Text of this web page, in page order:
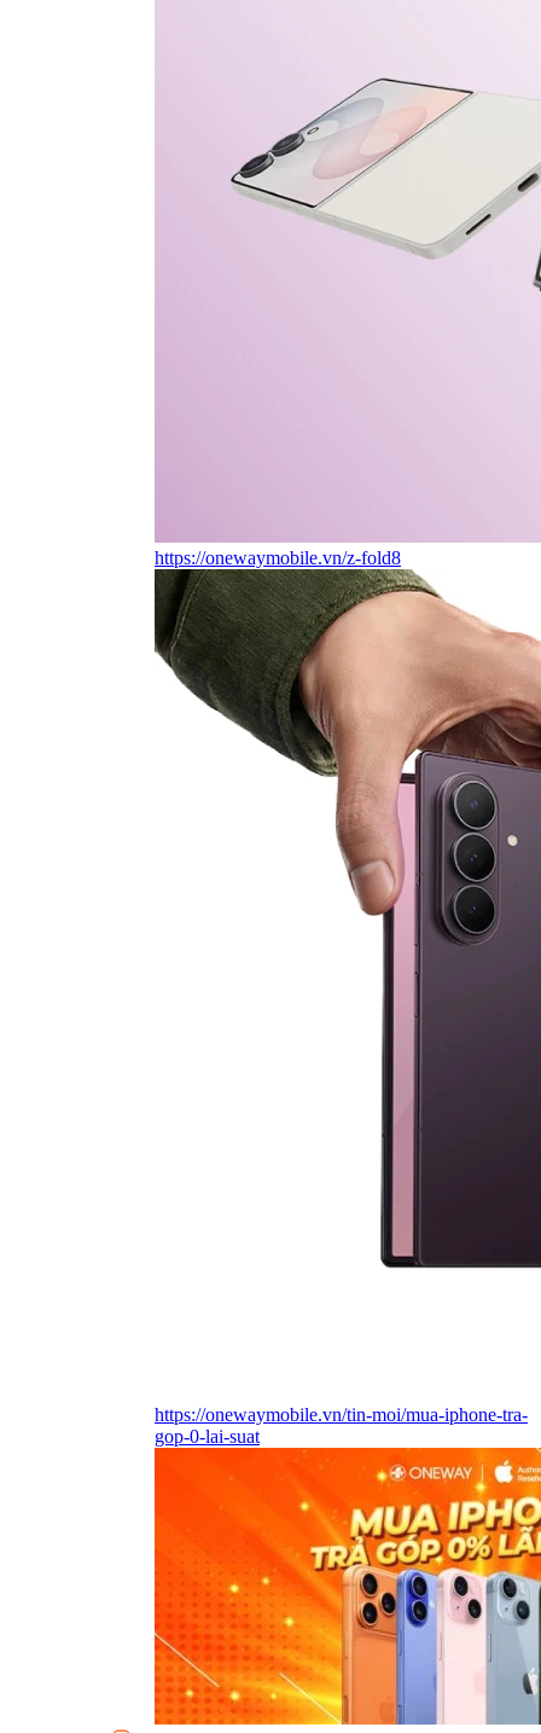
https://onewaymobile.vn/z-fold8
https://onewaymobile.vn/tin-moi/mua-iphone-tra-
gop-0-lai-suat